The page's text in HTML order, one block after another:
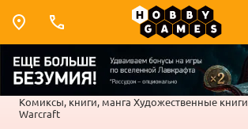
Комиксы, книги, манга Художественные книги
Warcraft